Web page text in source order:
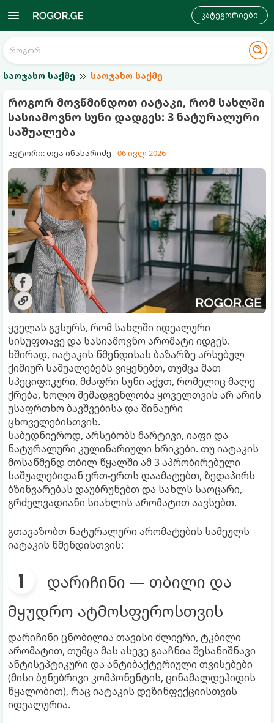
კატეგორიები
საოჯახო საქმე საოჯახო საქმე
როგორ მოვწმინდოთ იატაკი, რომ სახლში
სასიამოვნო სუნი დადგეს: 3 ნატურალური
საშუალება
ავტორი: თეა ინასარიძე 06 ივლ 2026
ყველას გვსურს, რომ სახლში იდეალური
სისუფთავე და სასიამოვნო არომატი იდგეს.
ხშირად, იატაკის წმენდისას ბაზარზე არსებულ
ქიმიურ საშუალებებს ვიყენებთ, თუმცა მათ
სპეციფიკური, მძაფრი სუნი აქვთ, რომელიც მალე
ქრება, ხოლო შემადგენლობა ყოველთვის არ არის
უსაფრთხო ბავშვებისა და შინაური
ცხოველებისთვის.
საბედნიეროდ, არსებობს მარტივი, იაფი და
ნატურალური კულინარიული ხრიკები. თუ იატაკის
მოსაწმენდ თბილ წყალში ამ 3 აპრობირებული
საშუალებიდან ერთ-ერთს დაამატებთ, ზედაპირს
ბზინვარებას დაუბრუნებთ და სახლს საოცარი,
გრძელვადიანი სიახლის არომატით აავსებთ.
გთავაზობთ ნატურალური არომატების სამეულს
იატაკის წმენდისთვის:
დარიჩინი — თბილი და
მყუდრო ატმოსფეროსთვის
დარიჩინი ცნობილია თავისი ძლიერი, ტკბილი
არომატით, თუმცა მას ასევე გააჩნია შესანიშნავი
ანტისეპტიკური და ანტიბაქტერიული თვისებები
(მისი ბუნებრივი კომპონენტის, ცინამალდეჰიდის
წყალობით), რაც იატაკის დეზინფექციისთვის
იდეალურია.